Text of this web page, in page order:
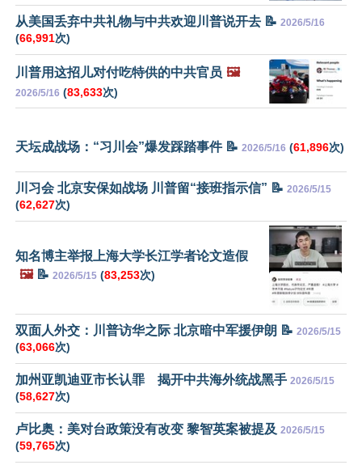
从美国丢弃中共礼物与中共欢迎川普说开去 📝 2026/5/16
(66,991次)
川普用这招儿对付吃特供的中共官员 🖼️
2026/5/16 (83,633次)
天坛成战场：“习川会”爆发踩踏事件 📝 2026/5/16 (61,896次)
川习会 北京安保如战场 川普留“接班指示信” 📝 2026/5/15
(62,627次)
知名博主举报上海大学长江学者论文造假
🖼️📝 2026/5/15 (83,253次)
双面人外交：川普访华之际 北京暗中军援伊朗 📝 2026/5/15
(63,066次)
加州亚凯迪亚市长认罪 揭开中共海外统战黑手 2026/5/15
(58,627次)
卢比奥：美对台政策没有改变 黎智英案被提及 2026/5/15
(59,765次)